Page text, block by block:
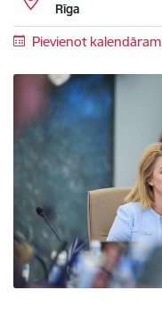
Rīga
Pievienot kalendāram